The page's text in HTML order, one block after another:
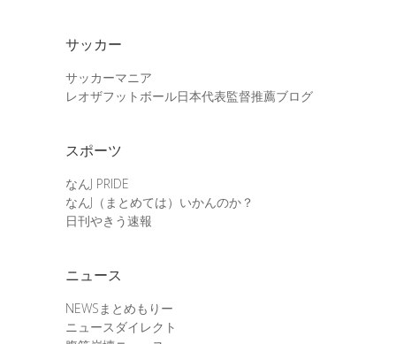
サッカー
サッカーマニア
レオザフットボール日本代表監督推薦ブログ
スポーツ
なんJ PRIDE
なんJ（まとめては）いかんのか？
日刊やきう速報
ニュース
NEWSまとめもりー
ニュースダイレクト